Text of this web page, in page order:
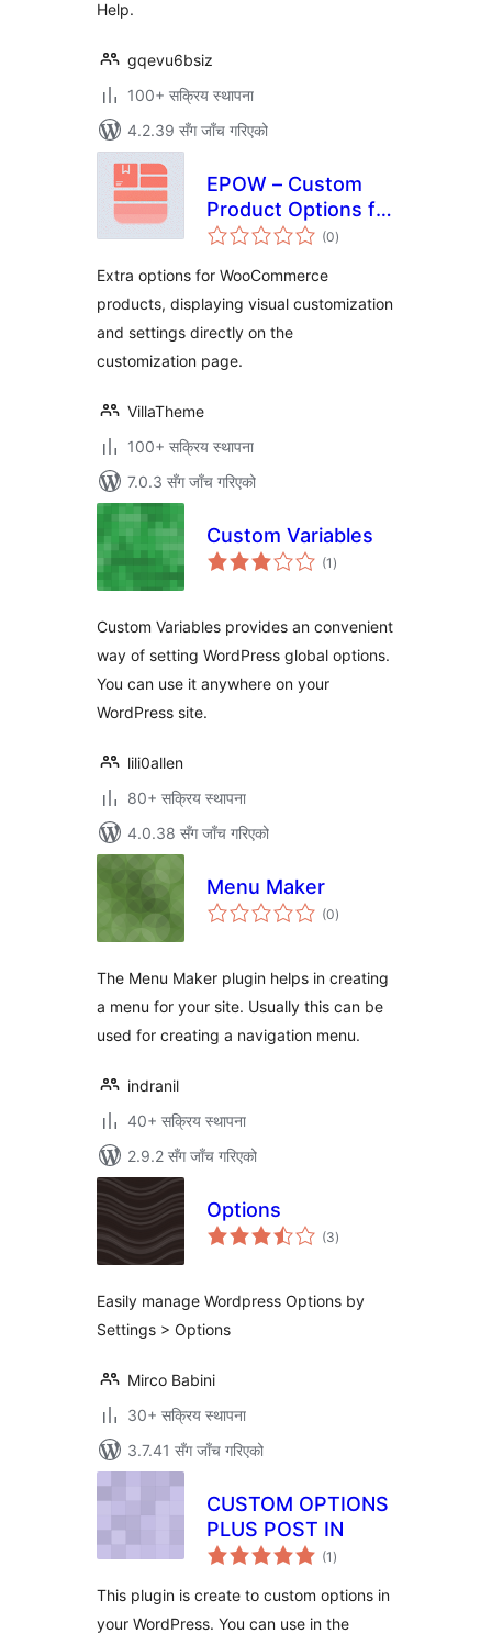
Help.
gqevu6bsiz
100+ सक्रिय स्थापना
4.2.39 सँग जाँच गरिएको
EPOW – Custom
Product Options for
WooCommerce
(0कुल
रेटिङ्गहरू
)
Extra options for WooCommerce
products, displaying visual customization
and settings directly on the
customization page.
VillaTheme
100+ सक्रिय स्थापना
7.0.3 सँग जाँच गरिएको
Custom Variables
(1 कुल
रेटिङ्गहरू
)
Custom Variables provides an convenient
way of setting WordPress global options.
You can use it anywhere on your
WordPress site.
lili0allen
80+ सक्रिय स्थापना
4.0.38 सँग जाँच गरिएको
Menu Maker
(0कुल
रेटिङ्गहरू
)
The Menu Maker plugin helps in creating
a menu for your site. Usually this can be
used for creating a navigation menu.
indranil
40+ सक्रिय स्थापना
2.9.2 सँग जाँच गरिएको
Options
(3कुल
रेटिङ्गहरू
)
Easily manage Wordpress Options by
Settings > Options
Mirco Babini
30+ सक्रिय स्थापना
3.7.41 सँग जाँच गरिएको
CUSTOM OPTIONS
PLUS POST IN
(1 कुल
रेटिङ्गहरू
)
This plugin is create to custom options in
your WordPress. You can use in the